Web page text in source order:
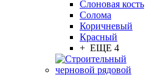
Слоновая кость
Солома
Коричневый
Красный
+ ЕЩЕ 4